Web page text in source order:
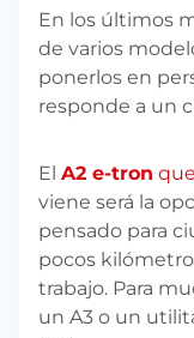
En los últimos
de varios
ponerlos en
responde a un
El A2 e-tron
viene será la
pensado para
pocos
trabajo. Para
un A3 o un